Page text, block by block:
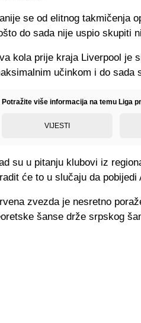
se od elitnog takmičenja
do sada nije uspio skupiti
kola prije kraja Liverpool je
učinkom i do sada
Potražite više informacija na temu Liga
VIJESTI
su u pitanju klubovi iz
će to u slučaju da
zvezda je nesretno
šanse drže srpskog